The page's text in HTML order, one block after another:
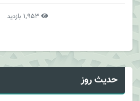
حدیث روز